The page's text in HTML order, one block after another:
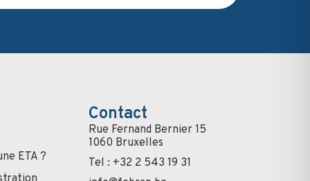
ETA ?
Contact
Rue Fernand Bernier 15
1060 Bruxelles
Tel : +32 2 543 19 31